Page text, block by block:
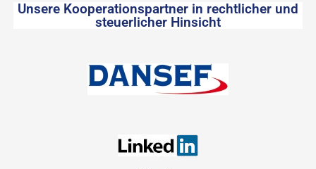
Unsere Kooperationspartner in rechtlicher und
steuerlicher Hinsicht